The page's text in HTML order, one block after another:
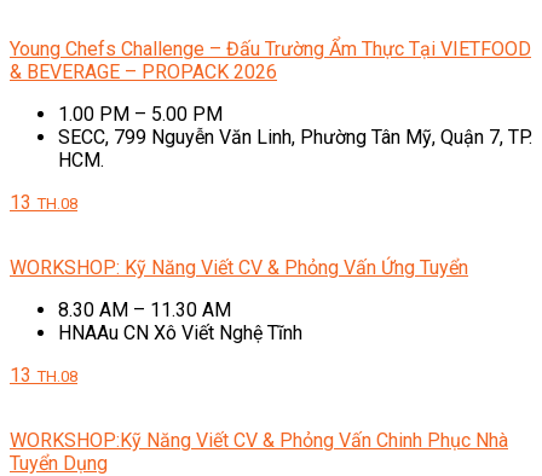
Young Chefs Challenge – Đấu Trường Ẩm Thực Tại VIETFOOD
& BEVERAGE – PROPACK 2026
1.00 PM – 5.00 PM
SECC, 799 Nguyễn Văn Linh, Phường Tân Mỹ, Quận 7, TP.
HCM.
13 TH.08
WORKSHOP: Kỹ Năng Viết CV & Phỏng Vấn Ứng Tuyển
8.30 AM – 11.30 AM
HNAAu CN Xô Viết Nghệ Tĩnh
13 TH.08
WORKSHOP:Kỹ Năng Viết CV & Phỏng Vấn Chinh Phục Nhà
Tuyển Dụng